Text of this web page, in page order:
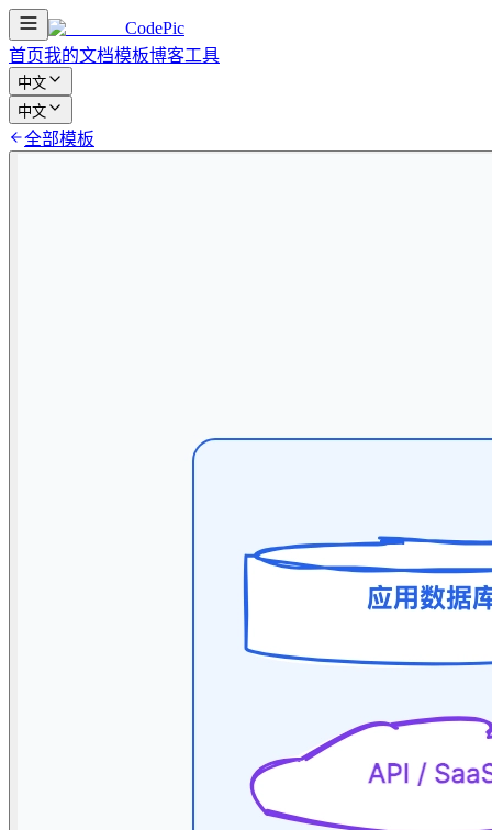
CodePic
首页我的文档模板博客工具
中文
中文
全部模板